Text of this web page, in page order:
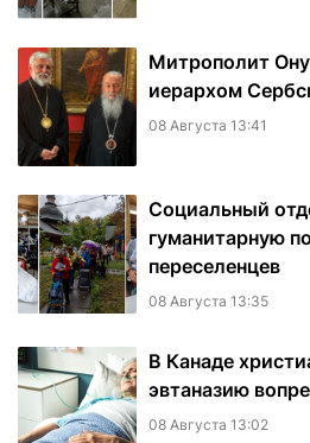
Митрополит
иерархом
08 Августа 13:41
Социальный
гуманитарную
переселенцев
08 Августа 13:35
В Канаде
эвтаназию
08 Августа 13:02